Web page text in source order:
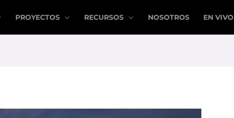
PROYECTOS RECURSOS NOSOTROS EN VIVO